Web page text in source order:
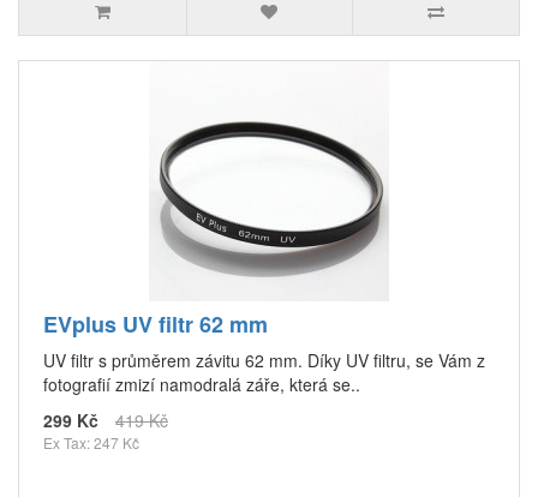
EVplus UV filtr 62 mm
UV filtr s průměrem závitu 62 mm. Díky UV filtru, se Vám z
fotografií zmizí namodralá záře, která se..
299 Kč
419 Kč
Ex Tax: 247 Kč